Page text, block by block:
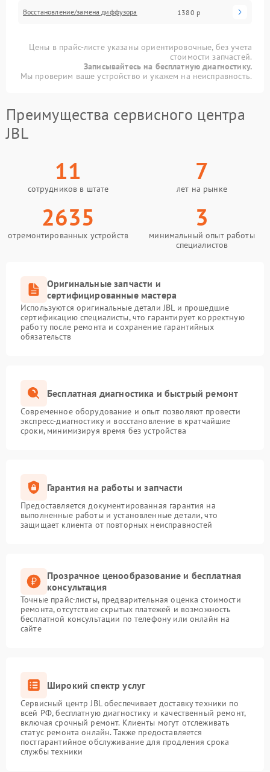
Восстановление/замена диффузора 1380 р
Цены в прайс-листе указаны ориентировочные, без учета
стоимости запчастей.
Записывайтесь на бесплатную диагностику.
Мы проверим ваше устройство и укажем на неисправность.
Преимущества сервисного центра
JBL
11
сотрудников в штате
7
лет на рынке
2635
отремонтированных устройств
3
минимальный опыт работы
специалистов
Оригинальные запчасти и
сертифицированные мастера
Используются оригинальные детали JBL и прошедшие
сертификацию специалисты, что гарантирует корректную
работу после ремонта и сохранение гарантийных
обязательств
Бесплатная диагностика и быстрый ремонт
Современное оборудование и опыт позволяют провести
экспресс-диагностику и восстановление в кратчайшие
сроки, минимизируя время без устройства
Гарантия на работы и запчасти
Предоставляется документированная гарантия на
выполненные работы и установленные детали, что
защищает клиента от повторных неисправностей
Прозрачное ценообразование и бесплатная
консультация
Точные прайс-листы, предварительная оценка стоимости
ремонта, отсутствие скрытых платежей и возможность
бесплатной консультации по телефону или онлайн на
сайте
Широкий спектр услуг
Сервисный центр JBL обеспечивает доставку техники по
всей РФ, бесплатную диагностику и качественный ремонт,
включая срочный ремонт. Клиенты могут отслеживать
статус ремонта онлайн. Также предоставляется
постгарантийное обслуживание для продления срока
службы техники